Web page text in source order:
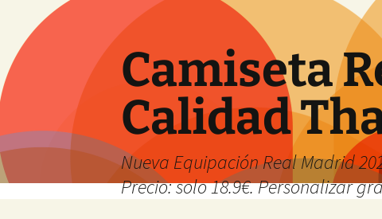
Camiseta
Calidad
Nueva Equipación Real Madrid
Precio: solo 18.9€. Personalizar